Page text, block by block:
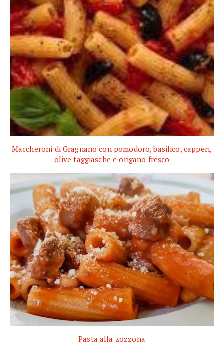
Maccheroni di Gragnano con pomodoro, basilico, capperi,
olive taggiasche e origano fresco
Pasta alla zozzona